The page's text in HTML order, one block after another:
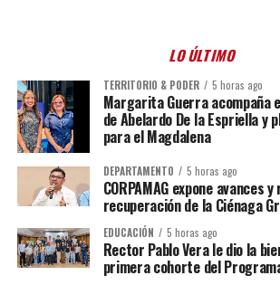
LO ÚLTIMO
TERRITORIO & PODER 5 horas ago
Margarita Guerra acompaña
de Abelardo De la Espriella y
para el Magdalena
DEPARTAMENTO 5 horas ago
CORPAMAG expone avances
recuperación de la Ciénaga
EDUCACIÓN 5 horas ago
Rector Pablo Vera le dio la
primera cohorte del